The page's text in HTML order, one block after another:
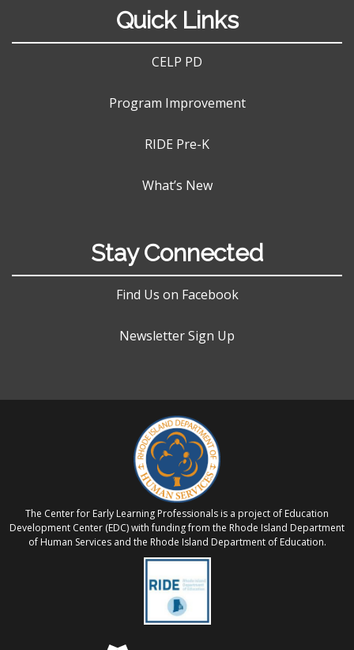
Quick Links
CELP PD
Program Improvement
RIDE Pre-K
What’s New
Stay Connected
Find Us on Facebook
Newsletter Sign Up
The Center for Early Learning Professionals is a project of Education
Development Center (EDC) with funding from the Rhode Island Department
of Human Services and the Rhode Island Department of Education.